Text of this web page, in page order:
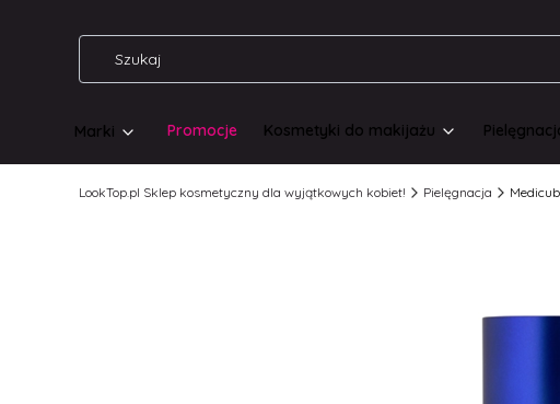
Marki Promocje Kosmetyki do makijażu
LookTop.pl Sklep kosmetyczny dla wyjątkowych kobiet! Pielęgnacja